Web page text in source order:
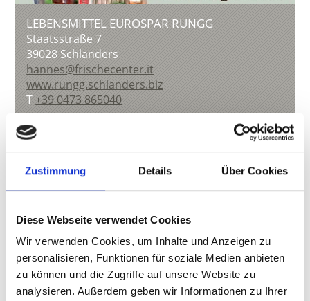
Zustimmung Details Über Cookies
Diese Webseite verwendet Cookies
Wir verwenden Cookies, um Inhalte und Anzeigen zu
personalisieren, Funktionen für soziale Medien anbieten
zu können und die Zugriffe auf unsere Website zu
analysieren. Außerdem geben wir Informationen zu Ihrer
LEBENSMITTEL EUROSPAR RUNGG
Staatsstraße 7
39028Schlanders
hannes@frischecenter.it
www.rungg.schlanders.biz
T +39 0473 865040
zurück zur Übersicht
WAR DER INHALT FÜR SIE HILFREICH?
Ja
Nein